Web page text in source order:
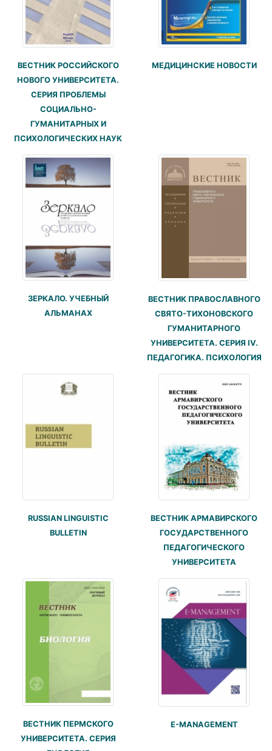
ВЕСТНИК РОССИЙСКОГО
НОВОГО УНИВЕРСИТЕТА.
СЕРИЯ ПРОБЛЕМЫ
СОЦИАЛЬНО-
ГУМАНИТАРНЫХ И
ПСИХОЛОГИЧЕСКИХ НАУК
МЕДИЦИНСКИЕ НОВОСТИ
ЗЕРКАЛО. УЧЕБНЫЙ
АЛЬМАНАХ
ВЕСТНИК ПРАВОСЛАВНОГО
СВЯТО-ТИХОНОВСКОГО
ГУМАНИТАРНОГО
УНИВЕРСИТЕТА. СЕРИЯ IV.
ПЕДАГОГИКА. ПСИХОЛОГИЯ
RUSSIAN LINGUISTIC
BULLETIN
ВЕСТНИК АРМАВИРСКОГО
ГОСУДАРСТВЕННОГО
ПЕДАГОГИЧЕСКОГО
УНИВЕРСИТЕТА
ВЕСТНИК ПЕРМСКОГО
УНИВЕРСИТЕТА. СЕРИЯ
E-MANAGEMENT